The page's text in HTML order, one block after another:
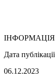
Дата
06.12.2023